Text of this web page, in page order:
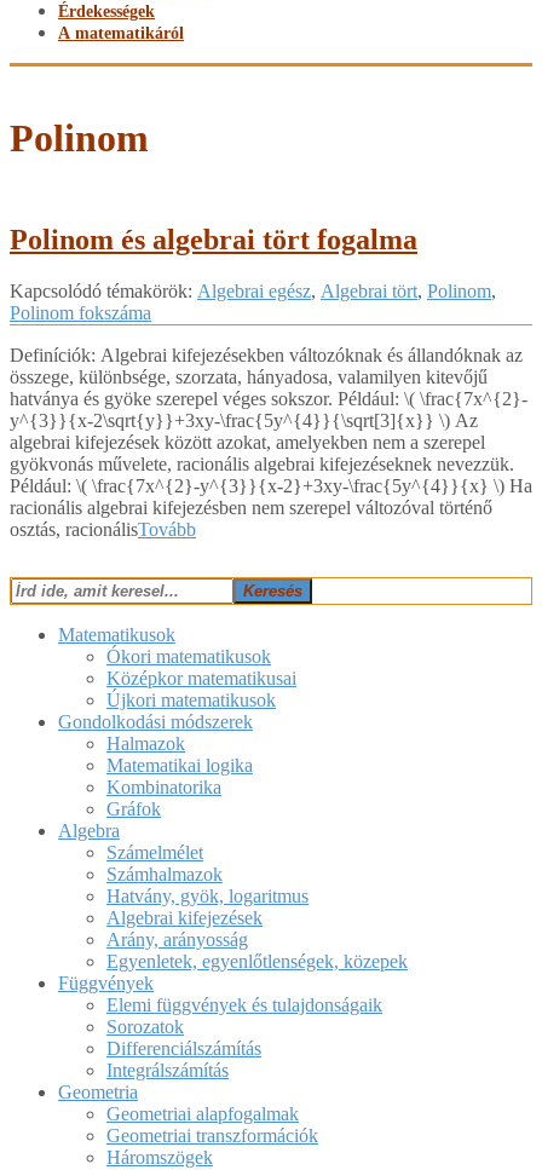
Érdekességek
A matematikáról
Polinom
Polinom és algebrai tört fogalma
2018-
03-
Kapcsolódó témakörök: Algebrai egész, Algebrai tört, Polinom,
Polinom fokszáma
Definíciók: Algebrai kifejezésekben változóknak és állandóknak az
összege, különbsége, szorzata, hányadosa, valamilyen kitevőjű
hatványa és gyöke szerepel véges sokszor. Például: ​\( \frac{7x^{2}-
y^{3}}{x-2\sqrt{y}}+3xy-\frac{5y^{4}}{\sqrt[3]{x}} \)​ Az
algebrai kifejezések között azokat, amelyekben nem a szerepel
gyökvonás művelete, racionális algebrai kifejezéseknek nevezzük.
Például: \( \frac{7x^{2}-y^{3}}{x-2}+3xy-\frac{5y^{4}}{x} \)​ Ha
racionális algebrai kifejezésben nem szerepel változóval történő
osztás, racionálisTovább
Keresés
Matematikusok
Ókori matematikusok
Középkor matematikusai
Újkori matematikusok
Gondolkodási módszerek
Halmazok
Matematikai logika
Kombinatorika
Gráfok
Algebra
Számelmélet
Számhalmazok
Hatvány, gyök, logaritmus
Algebrai kifejezések
Arány, arányosság
Egyenletek, egyenlőtlenségek, közepek
Függvények
Elemi függvények és tulajdonságaik
Sorozatok
Differenciálszámítás
Integrálszámítás
Geometria
Geometriai alapfogalmak
Geometriai transzformációk
Háromszögek